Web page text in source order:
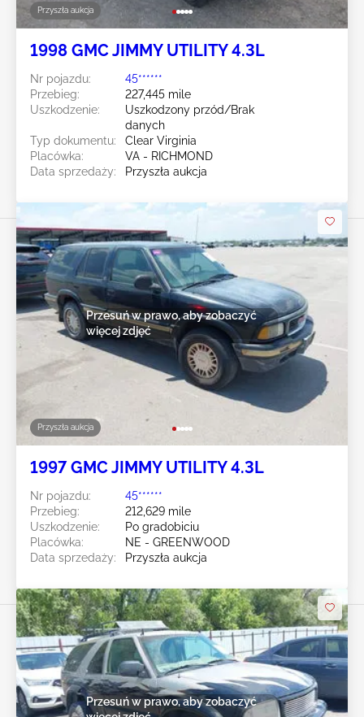
Przyszła aukcja
1998 GMC JIMMY UTILITY 4.3L
Nr pojazdu:
45******
Przebieg:
227,445 mile
Uszkodzenie:
Uszkodzony przód/Brak
danych
Typ dokumentu:
Clear Virginia
Placówka:
VA - RICHMOND
Data sprzedaży:
Przyszła aukcja
Przyszła aukcja
Przesuń w prawo, aby zobaczyć
więcej zdjęć
1997 GMC JIMMY UTILITY 4.3L
Nr pojazdu:
45******
Przebieg:
212,629 mile
Uszkodzenie:
Po gradobiciu
Placówka:
NE - GREENWOOD
Data sprzedaży:
Przyszła aukcja
Przesuń w prawo, aby zobaczyć